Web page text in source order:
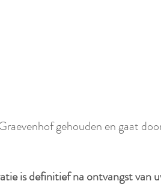
gehouden en gaat
is definitief na ontvangst van